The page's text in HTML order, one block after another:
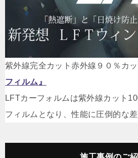
紫外線完全カット赤外線９０％カ
フィルム 』
LFTカーフォルムは紫外線カット
フィルムとなり、性能に圧倒的な差